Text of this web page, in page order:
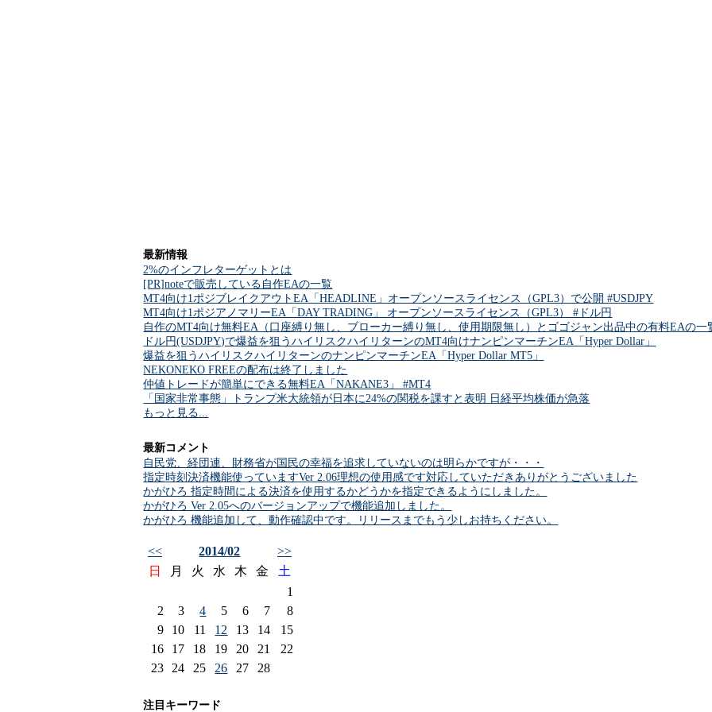
最新情報
2%のインフレターゲットとは
[PR]noteで販売している自作EAの一覧
MT4向け1ポジブレイクアウトEA「HEADLINE」オープンソースライセンス（GPL3）で公開 #USDJPY
MT4向け1ポジアノマリーEA「DAY TRADING」 オープンソースライセンス（GPL3） #ドル円
自作のMT4向け無料EA（口座縛り無し、ブローカー縛り無し、使用期限無し）とゴゴジャン出品中の有料EAの一
ドル円(USDJPY)で爆益を狙うハイリスクハイリターンのMT4向けナンピンマーチンEA「Hyper Dollar」
爆益を狙うハイリスクハイリターンのナンピンマーチンEA「Hyper Dollar MT5」
NEKONEKO FREEの配布は終了しました
仲値トレードが簡単にできる無料EA「NAKANE3」 #MT4
「国家非常事態」トランプ米大統領が日本に24%の関税を課すと表明 日経平均株価が急落
もっと見る...
最新コメント
自民党、経団連、財務省が国民の幸福を追求していないのは明らかですが・・・
指定時刻決済機能使っていますVer 2.06理想の使用感です対応していただきありがとうございました
かがひろ 指定時間による決済を使用するかどうかを指定できるようにしました。
かがひろ Ver 2.05へのバージョンアップで機能追加しました。
かがひろ 機能追加して、動作確認中です。リリースまでもう少しお持ちください。
<< 2014/02
>>
日
月 火 水 木 金
土
1
2
3 4 5 6 7
8
9
10 11 12 13 14
15
16
17 18 19 20 21
22
23
24 25 26 27 28
注目キーワード